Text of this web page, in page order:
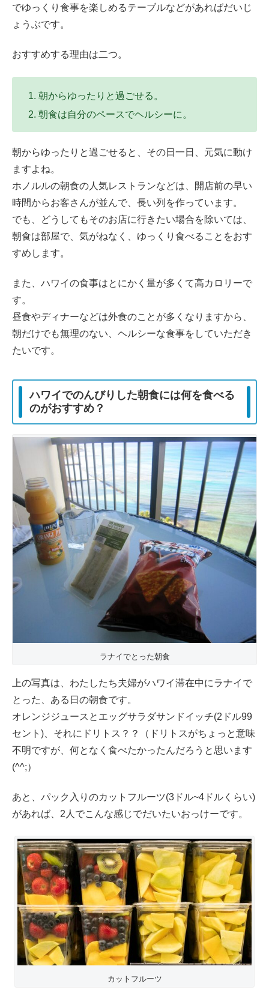
でゆっくり食事を楽しめるテーブルなどがあればだいじ
ょうぶです。
おすすめする理由は二つ。
朝からゆったりと過ごせる。
朝食は自分のペースでヘルシーに。
朝からゆったりと過ごせると、その日一日、元気に動け
ますよね。
ホノルルの朝食の人気レストランなどは、開店前の早い
時間からお客さんが並んで、長い列を作っています。
でも、どうしてもそのお店に行きたい場合を除いては、
朝食は部屋で、気がねなく、ゆっくり食べることをおす
すめします。
また、ハワイの食事はとにかく量が多くて高カロリーで
す。
昼食やディナーなどは外食のことが多くなりますから、
朝だけでも無理のない、ヘルシーな食事をしていただき
たいです。
ハワイでのんびりした朝食には何を食べる
のがおすすめ？
ラナイでとった朝食
上の写真は、わたしたち夫婦がハワイ滞在中にラナイで
とった、ある日の朝食です。
オレンジジュースとエッグサラダサンドイッチ(2ドル99
セント)、それにドリトス？？（ドリトスがちょっと意味
不明ですが、何となく食べたかったんだろうと思います
(^^;）
あと、パック入りのカットフルーツ(3ドル~4ドルくらい)
があれば、2人でこんな感じでだいたいおっけーです。
カットフルーツ